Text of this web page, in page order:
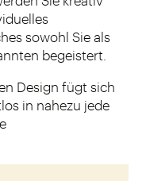
sowohl Sie als
begeistert.
Design fügt sich
in nahezu jede